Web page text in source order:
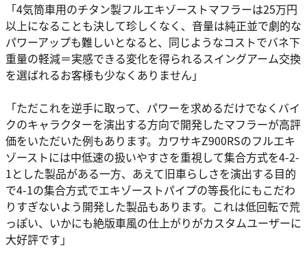
「4気筒車用のチタン製フルエキゾーストマフラーは25万円
以上になることも決して珍しくなく、音量は純正並で劇的な
パワーアップも難しいとなると、同じようなコストでバネ下
重量の軽減＝実感できる変化を得られるスイングアーム交換
を選ばれるお客様も少なくありません」
「ただこれを逆手に取って、パワーを求めるだけでなくバイ
クのキャラクターを演出する方向で開発したマフラーが高評
価をいただいた例もあります。カワサキZ900RSのフルエキ
ゾーストには中低速の扱いやすさを重視して集合方式を4-2-
1とした製品がある一方、あえて旧車らしさを演出する目的
で4-1の集合方式でエキゾーストパイプの等長化にもこだわ
りすぎないよう開発した製品もあります。これは低回転で荒
っぽい、いかにも絶版車風の仕上がりがカスタムユーザーに
大好評です」